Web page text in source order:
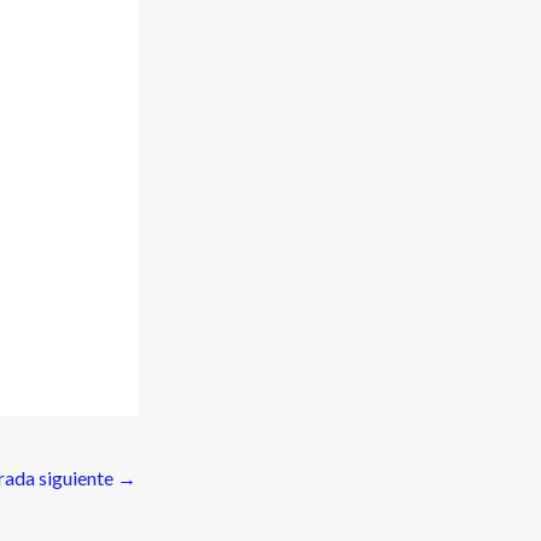
siguiente →